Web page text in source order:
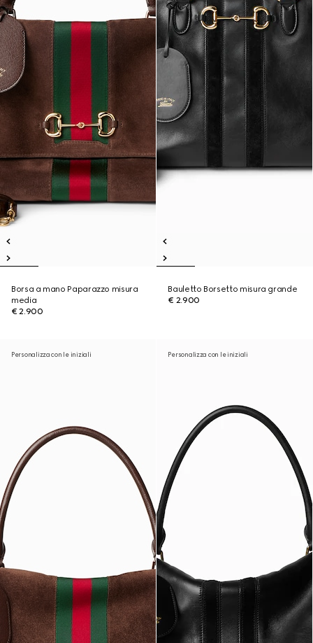
Borsa a mano Paparazzo misura
media
€ 2.900
Bauletto Borsetto misura grande
€ 2.900
Personalizza con le iniziali Personalizza con le iniziali